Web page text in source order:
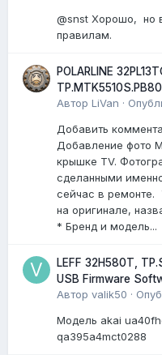
@snst Хорошо, но
правилам.
POLARLINE
Автор LiVan ·
Добавить
Добавление фото
крышке TV.
сделанными
сейчас в ремонте.
на оригинале,
* Бренд и модель...
LEFF 32H580T,
USB Firmware
Автор valik50 ·
Модель akai
qa395a4mct0288